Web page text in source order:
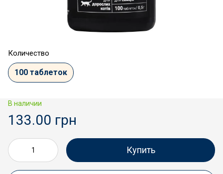
Количество
100 таблеток
В наличии
133.00 грн
Купить